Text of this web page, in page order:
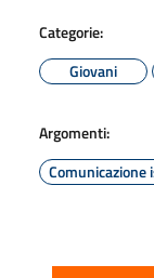
Categorie:
Giovani
Argomenti: